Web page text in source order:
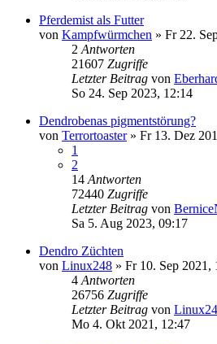
Pferdemist als Futter
von Kampfwürmchen » Fr 22.
2 Antworten
21607 Zugriffe
Letzter Beitrag von
So 24. Sep 2023, 12:14
Dendrobenas pigmentstörung?
von Terrortoaster» Fr 13. Dez
1
2
14 Antworten
72440 Zugriffe
Letzter Beitrag von
Sa 5. Aug 2023, 09:17
Dendro Züchten
von Linux248 » Fr 10. Sep 2021,
4 Antworten
26756 Zugriffe
Letzter Beitrag von
Mo 4. Okt 2021, 12:47